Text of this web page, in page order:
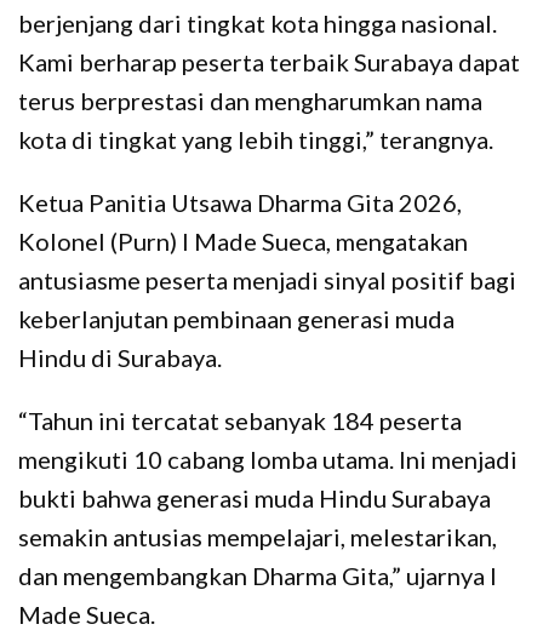
berjenjang dari tingkat kota hingga nasional.
Kami berharap peserta terbaik Surabaya dapat
terus berprestasi dan mengharumkan nama
kota di tingkat yang lebih tinggi,” terangnya.
Ketua Panitia Utsawa Dharma Gita 2026,
Kolonel (Purn) I Made Sueca, mengatakan
antusiasme peserta menjadi sinyal positif bagi
keberlanjutan pembinaan generasi muda
Hindu di Surabaya.
“Tahun ini tercatat sebanyak 184 peserta
mengikuti 10 cabang lomba utama. Ini menjadi
bukti bahwa generasi muda Hindu Surabaya
semakin antusias mempelajari, melestarikan,
dan mengembangkan Dharma Gita,” ujarnya I
Made Sueca.